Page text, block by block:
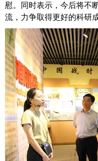
慰。同时表示，今后将不
流，力争取得更好的科研成